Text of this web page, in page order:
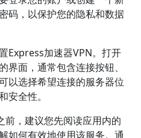
码，以保护您的隐私和数据
Express加速器VPN。打开
界面，通常包含连接按钮、
以选择希望连接的服务器位
安全性。
前，建议您先阅读应用内的
如何有效地使用该服务。通